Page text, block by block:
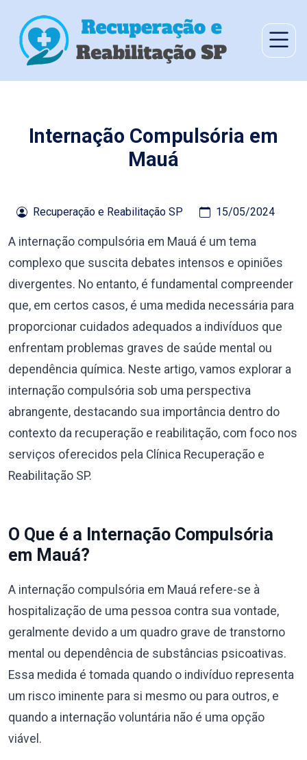
Internação Compulsória em
Mauá
Recuperação e Reabilitação SP 15/05/2024
A internação compulsória em Mauá é um tema
complexo que suscita debates intensos e opiniões
divergentes. No entanto, é fundamental compreender
que, em certos casos, é uma medida necessária para
proporcionar cuidados adequados a indivíduos que
enfrentam problemas graves de saúde mental ou
dependência química. Neste artigo, vamos explorar a
internação compulsória sob uma perspectiva
abrangente, destacando sua importância dentro do
contexto da recuperação e reabilitação, com foco nos
serviços oferecidos pela Clínica Recuperação e
Reabilitação SP.
O Que é a Internação Compulsória
em Mauá?
A internação compulsória em Mauá refere-se à
hospitalização de uma pessoa contra sua vontade,
geralmente devido a um quadro grave de transtorno
mental ou dependência de substâncias psicoativas.
Essa medida é tomada quando o indivíduo representa
um risco iminente para si mesmo ou para outros, e
quando a internação voluntária não é uma opção
viável.